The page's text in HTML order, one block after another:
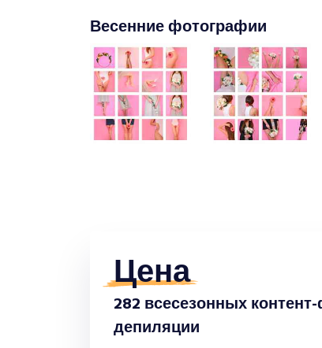
Весенние фотографии
Цена
282 всесезонных
депиляции